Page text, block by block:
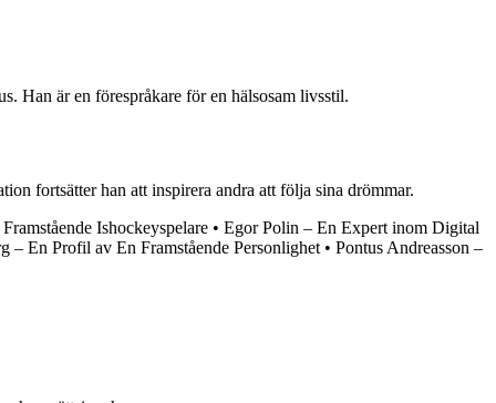
Han är en förespråkare för en hälsosam livsstil.
fortsätter han att inspirera andra att följa sina drömmar.
Ishockeyspelare • Egor Polin – En Expert inom Digital
– En Profil av En Framstående Personlighet • Pontus Andreasson –